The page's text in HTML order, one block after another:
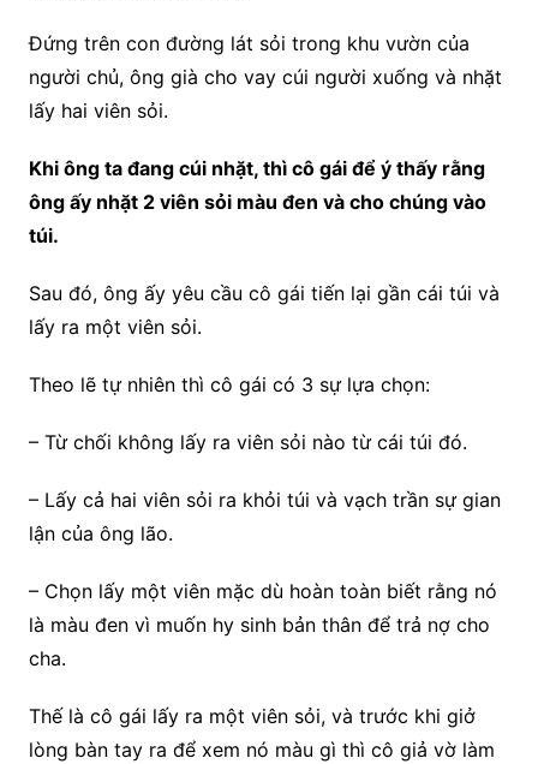
Đứng trên con đường lát sỏi trong khu vườn của
người chủ, ông già cho vay cúi người xuống và nhặt
lấy hai viên sỏi.
Khi ông ta đang cúi nhặt, thì cô gái để ý thấy rằng
ông ấy nhặt 2 viên sỏi màu đen và cho chúng vào
túi.
Sau đó, ông ấy yêu cầu cô gái tiến lại gần cái túi và
lấy ra một viên sỏi.
Theo lẽ tự nhiên thì cô gái có 3 sự lựa chọn:
– Từ chối không lấy ra viên sỏi nào từ cái túi đó.
– Lấy cả hai viên sỏi ra khỏi túi và vạch trần sự gian
lận của ông lão.
– Chọn lấy một viên mặc dù hoàn toàn biết rằng nó
là màu đen vì muốn hy sinh bản thân để trả nợ cho
cha.
Thế là cô gái lấy ra một viên sỏi, và trước khi giở
lòng bàn tay ra để xem nó màu gì thì cô giả vờ làm